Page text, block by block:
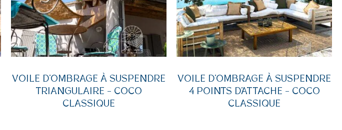
VOILE D’OMBRAGE À SUSPENDRE
TRIANGULAIRE – COCO
CLASSIQUE
VOILE D’OMBRAGE À SUSPENDRE
4 POINTS D’ATTACHE – COCO
CLASSIQUE